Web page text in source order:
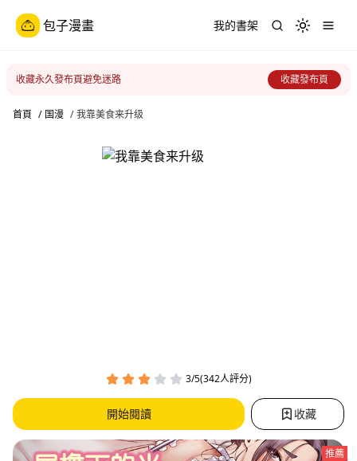
包子漫畫 我的書架 Toggle
收藏永久發布頁避免迷路 收藏發布頁
首頁 / 国漫 / 我靠美食来升级
3/5(342人評分)
開始閱讀 收藏
推薦